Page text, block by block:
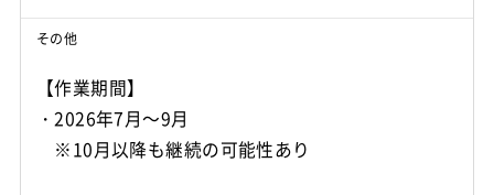
その他
【作業期間】
・2026年7月～9月
※10月以降も継続の可能性あり